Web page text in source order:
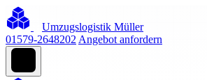
Umzugslogistik Müller
01579-2648202 Angebot anfordern